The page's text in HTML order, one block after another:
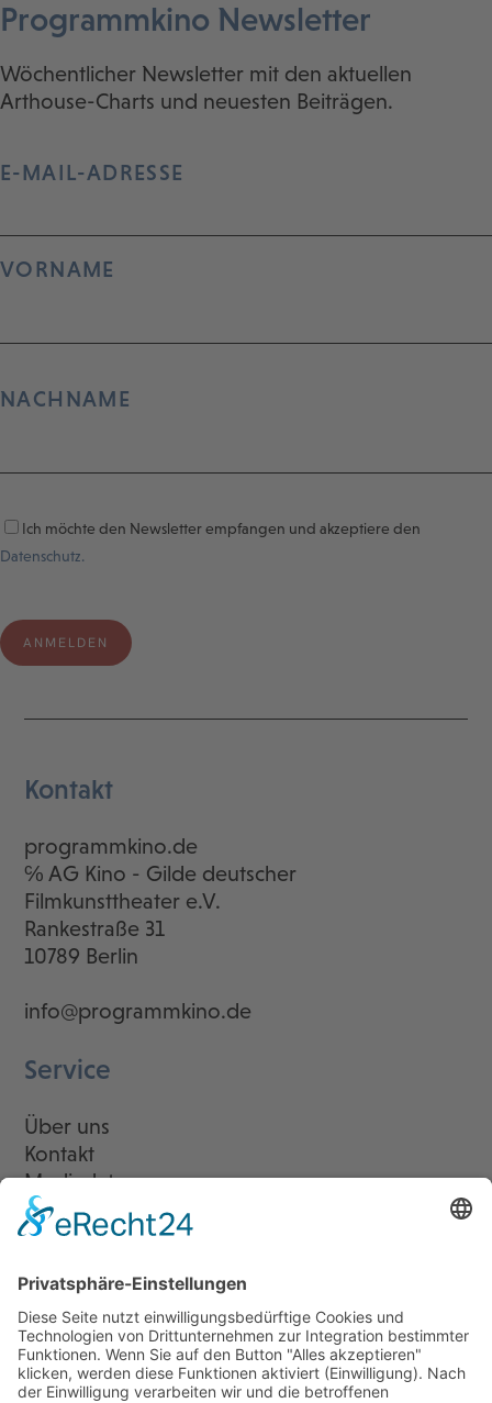
Programmkino Newsletter
Wöchentlicher Newsletter mit den aktuellen
Arthouse-Charts und neuesten Beiträgen.
E-MAIL-ADRESSE
VORNAME
NACHNAME
Ich möchte den Newsletter empfangen und akzeptiere den
Datenschutz.
Kontakt
programmkino.de
℅ AG Kino - Gilde deutscher
Filmkunsttheater e.V.
Rankestraße 31
10789 Berlin
info@programmkino.de
Service
Über uns
Kontakt
Mediadaten
Newsletter
LogIn
Legal
Impressum
Datenschutzerklärung